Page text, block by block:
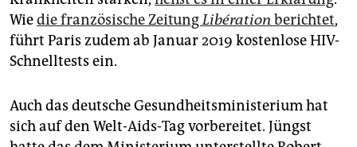
Wiedie französische ZeitungLibération berichtet,
führt Paris zudem ab Januar 2019 kostenlose HIV-
Schnelltests ein.
Auch das deutsche Gesundheitsministerium hat
sich auf den Welt-Aids-Tag vorbereitet. Jüngst